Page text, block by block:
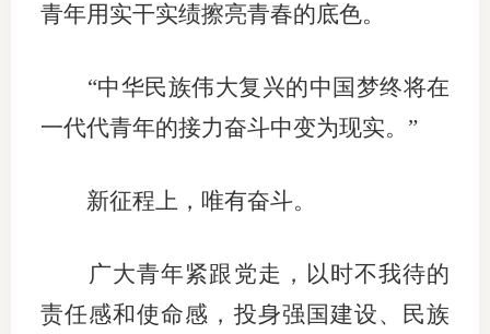
廉政举
青年用实干实绩擦亮青春的底色。
“中华民族伟大复兴的中国梦终将在
一代代青年的接力奋斗中变为现实。”
新征程上，唯有奋斗。
广大青年紧跟党走，以时不我待的
责任感和使命感，投身强国建设、民族